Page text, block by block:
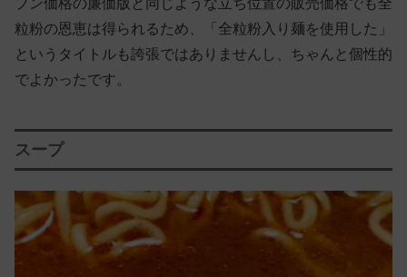
粒粉の恩恵は得られるため、「全粒粉入り麺を使用した」
というタイトルも誇張ではありませんし、ちゃんと個性的
でよかったです。
スープ